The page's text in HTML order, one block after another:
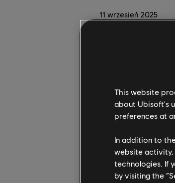
11 wrzesień 2025
nawet
59,95
Ta
Oprócz
This website
about Ubisoft's
preferences at
In addition to
website activity,
technologies. If
by visiting the